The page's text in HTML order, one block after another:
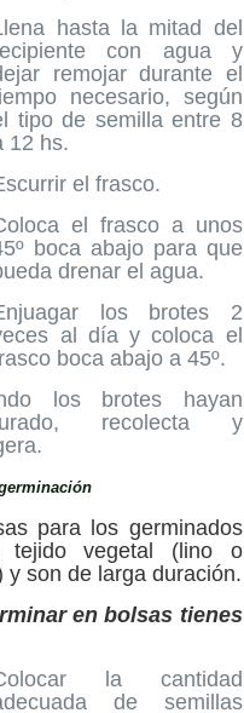
hasta la mitad del
con agua y
remojar durante el
necesario, según
tipo de semilla entre 8
12 hs.
el frasco.
el frasco a unos
boca abajo para que
drenar el agua.
los brotes 2
al día y coloca el
boca abajo a 45º.
los brotes hayan
recolecta y
para los germinados
tejido vegetal (lino o
y son de larga duración.
en bolsas tienes
la cantidad
de semillas